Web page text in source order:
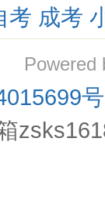
考 成考
Powered